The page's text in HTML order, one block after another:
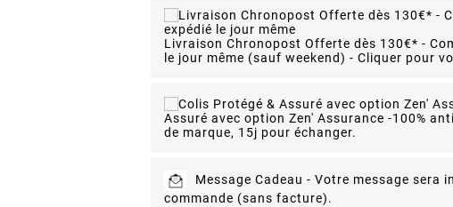
Livraison Chronopost Offerte dès 130€* -
le jour même (sauf weekend) - Cliquer pour
Assuré avec option Zen' Assurance -100%
de marque, 15j pour échanger.
Message Cadeau - Votre message sera
commande (sans facture).